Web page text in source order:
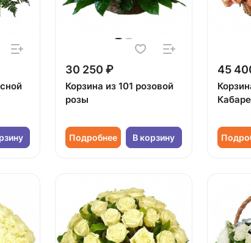
30 250 ₽
Корзина из 101 розовой
розы
Подробнее В корзину
45
Кабаре